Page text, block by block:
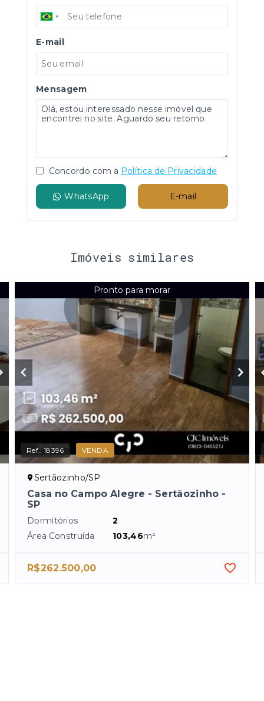
E-mail
Mensagem
Concordo com a Política de Privacidade
WhatsApp E-mail
Imóveis similares
Pronto para morar
Ref.:18396 VENDA
Sertãozinho/SP
Casa no Campo Alegre - Sertãozinho -
SP
Dormitórios
2
Área Construída
103,46m²
R$262.500,00